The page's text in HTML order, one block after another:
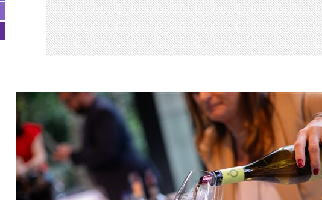
PARQUES TEMÁTICOS
FIQUE LIGADO